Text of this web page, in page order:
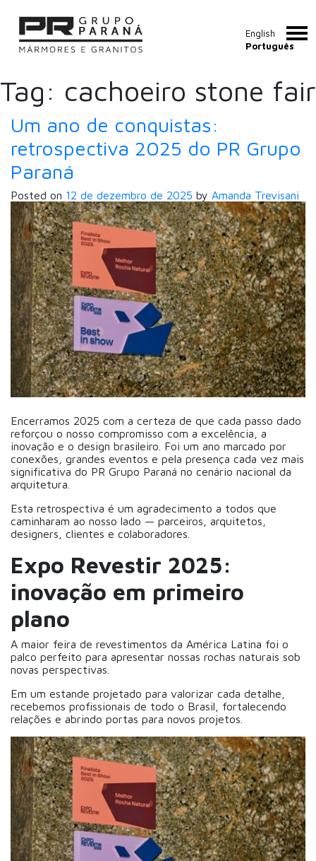
English
Português
Tag: cachoeiro stone fair
Um ano de conquistas:
retrospectiva 2025 do PR Grupo
Paraná
Posted on 12 de dezembro de 2025 by Amanda Trevisani
Encerramos 2025 com a certeza de que cada passo dado
reforçou o nosso compromisso com a excelência, a
inovação e o design brasileiro. Foi um ano marcado por
conexões, grandes eventos e pela presença cada vez mais
significativa do PR Grupo Paraná no cenário nacional da
arquitetura.
Esta retrospectiva é um agradecimento a todos que
caminharam ao nosso lado — parceiros, arquitetos,
designers, clientes e colaboradores.
Expo Revestir 2025:
inovação em primeiro
plano
A maior feira de revestimentos da América Latina foi o
palco perfeito para apresentar nossas rochas naturais sob
novas perspectivas.
Em um estande projetado para valorizar cada detalhe,
recebemos profissionais de todo o Brasil, fortalecendo
relações e abrindo portas para novos projetos.